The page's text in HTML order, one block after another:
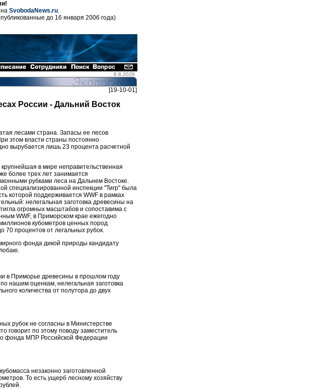
SvobodaNews.ru.
до 16 января 2006 года)
6.8.2026
[19-10-01]
России - Дальний Восток
лесами страна. Запасы ее лесов
этом власти страны постоянно
вырубается лишь 23 процента расчетной
в мире неправительственная
более трех лет занимается
рубками леса на Дальнем Востоке.
специализированной инспекции "Тигр" была
которой поддерживается WWF в рамках
нелегальная заготовка древесины на
огромных масштабов и сопоставима с
WWF, в Приморском крае ежегодно
кубометров ценных пород
70 процентов от легальных рубок.
фонда дикой природы кандидату
в Приморье древесины в прошлом году
нашим оценкам, нелегальная заготовка
количества от полутора до двух
рубок не согласны в Министерстве
говорит по этому поводу заместитель
фонда МПР Российской Федерации
незаконно заготовленной
То есть ущерб лесному хозяйству